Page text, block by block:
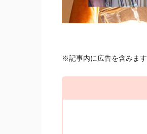
※記事内に広告を含みます